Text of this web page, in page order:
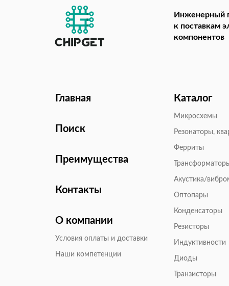
Инженерный
к поставкам
компонентов
Главная
Поиск
Преимущества
Контакты
О компании
Условия оплаты и доставки
Наши компетенции
Каталог
Микросхемы
Резонаторы,
Ферриты
Акустика/
Оптопары
Конденсаторы
Резисторы
Индуктивности
Диоды
Транзисторы